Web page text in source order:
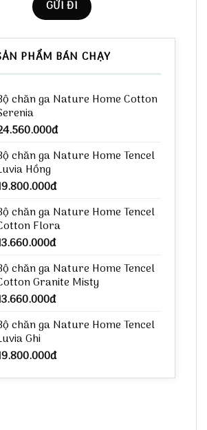
PHẨM BÁN CHẠY
chăn ga Nature Home Cotton
đ
chăn ga Nature Home Tencel
Hồng
đ
chăn ga Nature Home Tencel
Flora
đ
chăn ga Nature Home Tencel
Granite Misty
đ
chăn ga Nature Home Tencel
Ghi
đ